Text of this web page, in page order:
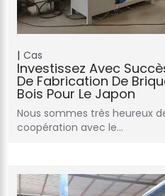
Cas
Investissez Avec
De Fabrication De
Bois Pour Le Japon
Nous sommes très heureux
coopération avec le…